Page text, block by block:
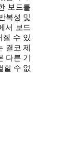
보드를
복성 및
서 보드
질 수 있
결코 제
다른 기
할 수 없